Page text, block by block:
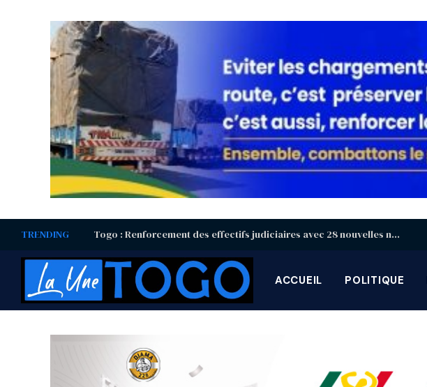
TRENDING Togo : Renforcement des effectifs judiciaires avec 28 nouvelles nominations
ACCUEIL POLITIQUE